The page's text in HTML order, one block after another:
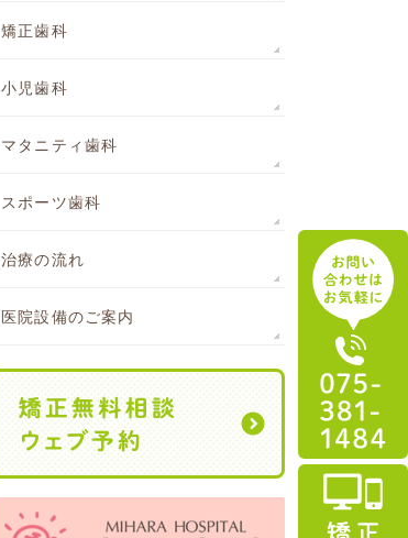
矯正歯科
小児歯科
マタニティ歯科
スポーツ歯科
治療の流れ
医院設備のご案内